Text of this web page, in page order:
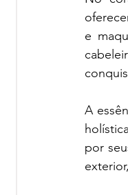
e
A
por